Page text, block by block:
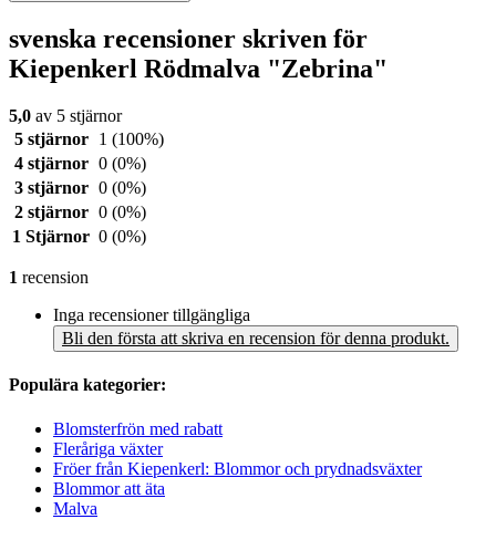
svenska recensioner skriven för
Kiepenkerl Rödmalva "Zebrina"
5,0 av 5 stjärnor
5 stjärnor
1 (100%)
4 stjärnor 0 (0%)
3 stjärnor 0 (0%)
2 stjärnor 0 (0%)
1 Stjärnor 0 (0%)
1 recension
Inga recensioner tillgängliga
Bli den första att skriva en recension för denna produkt.
Populära kategorier:
Blomsterfrön med rabatt
Fleråriga växter
Fröer från Kiepenkerl: Blommor och prydnadsväxter
Blommor att äta
Malva